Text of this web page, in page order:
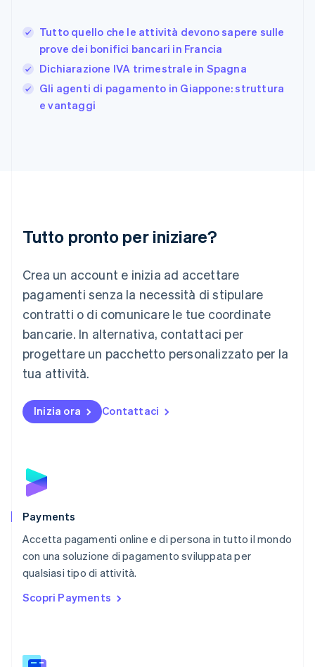
Tutto quello che le attività devono sapere sulle
prove dei bonifici bancari in Francia
Dichiarazione IVA trimestrale in Spagna
Gli agenti di pagamento in Giappone: struttura
e vantaggi
Tutto pronto per iniziare?
Crea un account e inizia ad accettare
pagamenti senza la necessità di stipulare
contratti o di comunicare le tue coordinate
bancarie. In alternativa, contattaci per
progettare un pacchetto personalizzato per la
tua attività.
Inizia ora Contattaci
Payments
Accetta pagamenti online e di persona in tutto il mondo
con una soluzione di pagamento sviluppata per
qualsiasi tipo di attività.
Scopri Payments
日本語English
Gibilterra
Grecia
English
India
Lituania
Lussemburgo
Deutsch English
Malaysia
English 简体中文
Malta
Messico
EspañolEnglish
English
Nuova Zelanda
Polonia
English
Português
English简体中文
Regno Unito
English
English
English